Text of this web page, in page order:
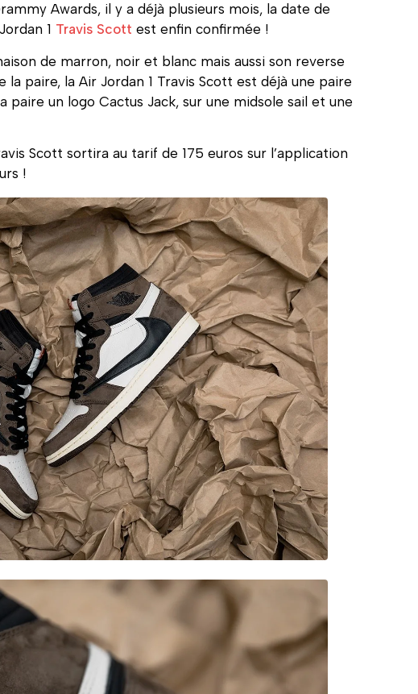
Awards, il y a déjà plusieurs mois, la date de
1 Travis Scott est enfin confirmée !
de marron, noir et blanc mais aussi son reverse
la paire, la Air Jordan 1 Travis Scott est déjà une paire
paire un logo Cactus Jack, sur une midsole sail et une
Scott sortira au tarif de 175 euros sur l’application
!